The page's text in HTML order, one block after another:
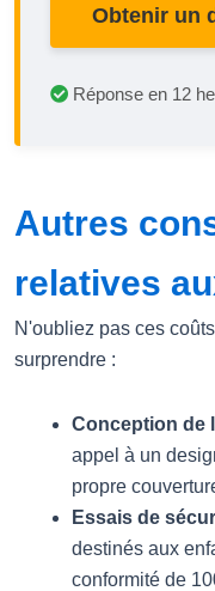
Obtenir un
Réponse en 12
Autres
relatives
N'oubliez pas ces
surprendre :
Conception de
appel à un
propre
Essais de
destinés aux
conformité de